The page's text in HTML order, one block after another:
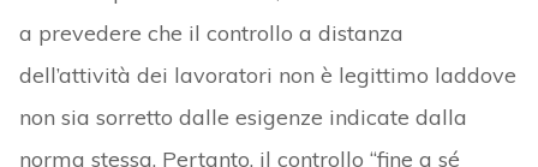
a prevedere che il controllo a distanza
dell’attività dei lavoratori non è legittimo laddove
non sia sorretto dalle esigenze indicate dalla
norma stessa. Pertanto, il controllo “fine a sé